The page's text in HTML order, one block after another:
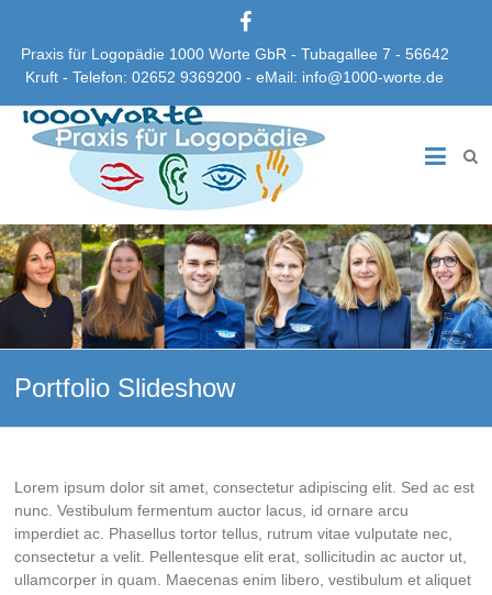
Praxis für Logopädie 1000 Worte GbR - Tubagallee 7 - 56642
Kruft - Telefon: 02652 9369200 - eMail: info@1000-worte.de
Praxis
Logopädie
1000
Worte
GbR
Portfolio Slideshow
Lorem ipsum dolor sit amet, consectetur adipiscing elit. Sed ac est
nunc. Vestibulum fermentum auctor lacus, id ornare arcu
imperdiet ac. Phasellus tortor tellus, rutrum vitae vulputate nec,
consectetur a velit. Pellentesque elit erat, sollicitudin ac auctor ut,
ullamcorper in quam. Maecenas enim libero, vestibulum et aliquet